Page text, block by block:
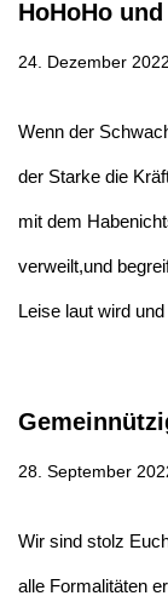
HoHoHo und
24. Dezember 2022
Wenn der
der Starke die
mit dem
verweilt,und
Leise laut wird
28. September
Wir sind stolz
alle Formalitäten